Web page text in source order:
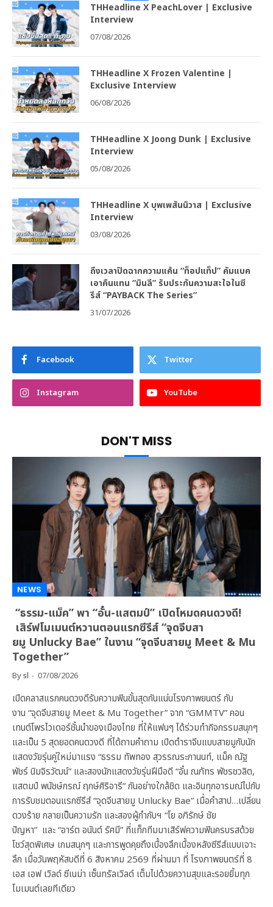
THHeadline X PeachLover | Exclusive
Interview
07/08/2026
THHeadline X Frozen Valentine |
Exclusive Interview
06/08/2026
THHeadline X Joong Dunk | Exclusive
Interview
05/08/2026
THHeadline X บุพเพสันนิวาส | Exclusive
Interview
03/08/2026
ถึงเวลาปิดฉากความแค้น “ท็อปแท็ป” คัมแบค
เอาคืนแทน “มินลี” รับประกันความสะใจในซี
รีส์ “PAYBACK The Series”
31/07/2026
Facebook Twitter
Instagram YouTube
DON'T MISS
NEWS
“ธรรม-แม็ค” พา “อั๋น-แสตมป์” เปิดโหมดคนดวงดี!
เสิร์ฟโมเมนต์หวานตอนแรกซีรีส์ “จุดจีบสา
ยมู Unlucky Bae” ในงาน “จุดจีบสายมู Meet & Mu
Together”
Bysl 07/08/2026
เปิดคลาสแรกคนดวงดีรับความฟินขั้นสุดกันแน่นโรงภาพยนตร์ กับ
งาน “จุดจีบสายมู Meet & Mu Together” จาก “GMMTV” คอน
เทนต์โพรไวเดอร์ชั้นนำของเมืองไทย ที่ให้แฟนๆ ได้ร่วมทำกิจกรรมสนุกๆ
และเป็น 5 สุดยอดคนดวงดี ที่ได้ถามคำถาม เปิดตำราจีบแบบสายมูกับนัก
แสดงวัยรุ่นคู่ใหม่มาแรง “ธรรม ทัพทอง สุวรรณระกานนท์, แม็ค ณัฐ
พัชร์ นิมจิรวัฒน์” และสองนักแสดงวัยรุ่นฝีมือดี “อั๋น ณภัทร พัชรชวลิต,
แสตมป์ พนัชษ์กรณ์ ฤกษ์ศิริอารี” กันอย่างใกล้ชิด และอินทุกอารมณ์ไปกับ
การรับชมตอนแรกซีรีส์ “จุดจีบสายมู Unlucky Bae” เมื่อคำสาป…เปลี่ยน
ดวงร้าย กลายเป็นความรัก และสองผู้กำกับฯ “โย อภิรักษ์ ชัย
ปัญหา” และ “อาร์ต อนันต์ รัศมี” ที่แท็กทีมมาเสิร์ฟความฟินครบรสด้วย
โชว์สุดพิเศษ เกมสนุกๆ และการพูดคุยถึงเบื้องลึกเบื้องหลังซีรีส์แบบเจาะ
ลึก เมื่อวันพฤหัสบดีที่ 6 สิงหาคม 2569 ที่ผ่านมา ที่ โรงภาพยนตร์ที่ 8
เอส เอฟ เวิลด์ ซีเนม่า เซ็นทรัลเวิลด์ เต็มไปด้วยความสุขและรอยยิ้มทุก
โมเมนต์เลยทีเดียว